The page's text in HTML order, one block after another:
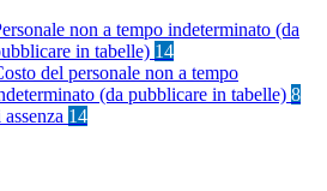
non a tempo indeterminato (da
in tabelle) 14
del personale non a tempo
(da pubblicare in tabelle) 8
14